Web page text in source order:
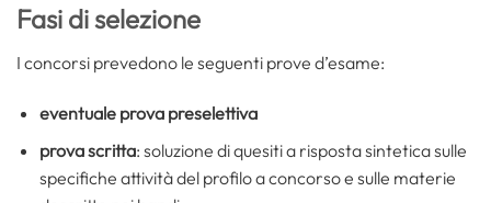
Fasi di selezione
I concorsi prevedono le seguenti prove d’esame:
eventuale prova preselettiva
prova scritta: soluzione di quesiti a risposta sintetica sulle
specifiche attività del profilo a concorso e sulle materie